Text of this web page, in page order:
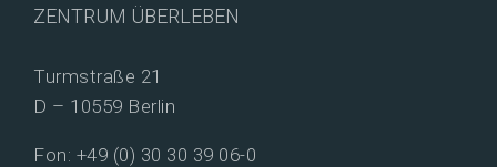
ZENTRUM ÜBERLEBEN
Turmstraße 21
D – 10559 Berlin
Fon: +49 (0) 30 30 39 06-0